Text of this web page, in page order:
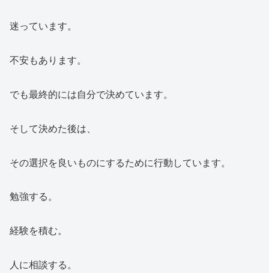
迷っています。
不安もあります。
でも最終的には自分で決めています。
そして決めた後は、
その選択を良いものにするために行動しています。
勉強する。
経験を積む。
人に相談する。